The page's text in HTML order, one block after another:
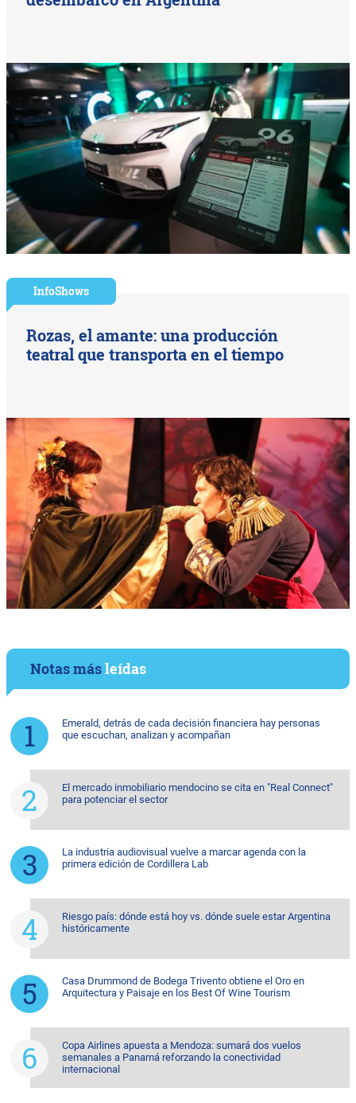
InfoShows
Rozas, el amante: una producción
teatral que transporta en el tiempo
Notas másleídas
Emerald, detrás de cada decisión financiera hay personas
que escuchan, analizan y acompañan
El mercado inmobiliario mendocino se cita en "Real Connect"
para potenciar el sector
La industria audiovisual vuelve a marcar agenda con la
primera edición de Cordillera Lab
Riesgo país: dónde está hoy vs. dónde suele estar Argentina
históricamente
Casa Drummond de Bodega Trivento obtiene el Oro en
Arquitectura y Paisaje en los Best Of Wine Tourism
Copa Airlines apuesta a Mendoza: sumará dos vuelos
semanales a Panamá reforzando la conectividad
internacional